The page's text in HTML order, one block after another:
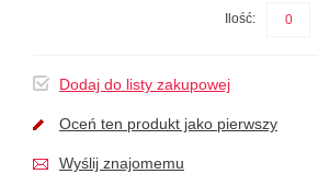
Ilość:
Dodaj do listy zakupowej
Oceń ten produkt jako pierwszy
Wyślij znajomemu